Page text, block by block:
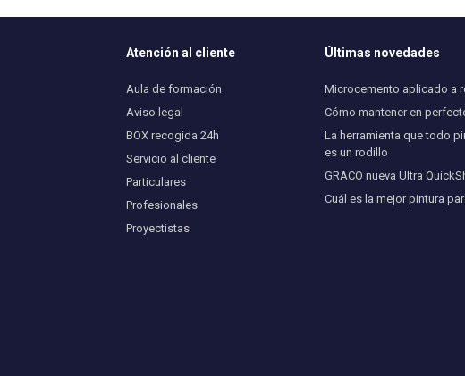
Atención al cliente
Aula de formación
Aviso legal
BOX recogida 24h
Servicio al cliente
Particulares
Profesionales
Proyectistas
Últimas novedades
Microcemento aplicado a
Cómo mantener en
La herramienta que todo
es un rodillo
GRACO nueva Ultra
Cuál es la mejor pintura